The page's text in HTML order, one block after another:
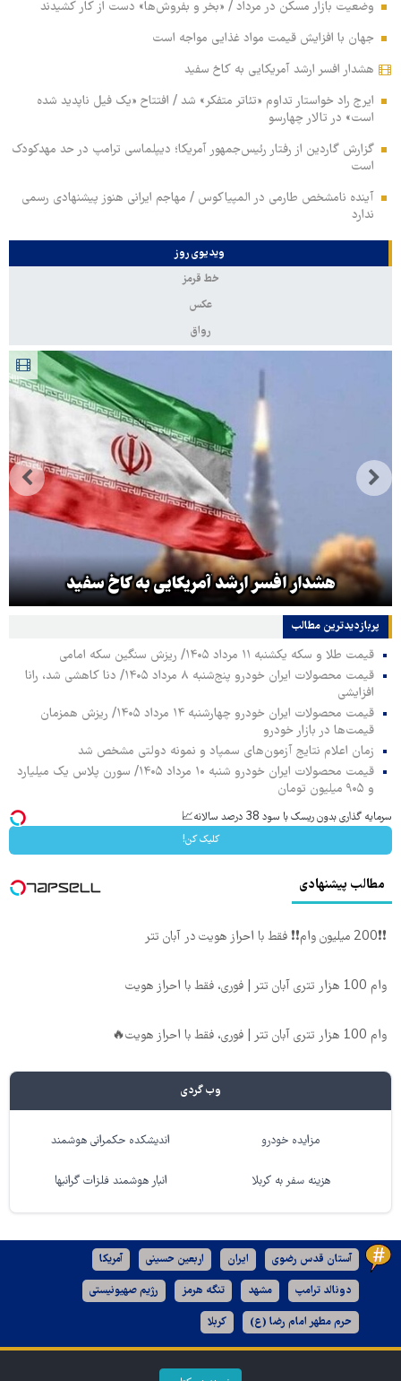
وضعیت بازار مسکن در مرداد / «بخر و بفروش‌ها» دست از کار کشیدند
جهان با افزایش قیمت مواد غذایی مواجه است
هشدار افسر ارشد آمریکایی به کاخ سفید
ایرج راد خواستار تداوم «تئاتر متفکر» شد / افتتاح «یک فیل ناپدید شده
است» در تالار چهارسو
گزارش گاردین از رفتار رئیس‌جمهور آمریکا؛ دیپلماسی ترامپ در حد مهدکودک
است
آینده نامشخص طارمی در المپیاکوس / مهاجم ایرانی هنوز پیشنهادی رسمی
ندارد
ویدیوی روز
خط قرمز
عکس
رواق
هشدار افسر ارشد آمریکایی به کاخ سفید
پربازدیدترین‌ مطالب
قیمت طلا و سکه یکشنبه ۱۱ مرداد ۱۴۰۵/ ریزش سنگین سکه امامی
قیمت محصولات ایران خودرو پنج‌شنبه ۸ مرداد ۱۴۰۵/ دنا کاهشی شد، رانا
افزایشی
قیمت محصولات ایران خودرو چهارشنبه ۱۴ مرداد ۱۴۰۵/ ریزش همزمان
قیمت‌ها در بازار خودرو
زمان اعلام نتایج آزمون‌های سمپاد و نمونه دولتی مشخص شد
قیمت محصولات ایران خودرو شنبه ۱۰ مرداد ۱۴۰۵/ سورن پلاس یک میلیارد
و ۹۰۵ میلیون تومان
سرمایه گذاری بدون ریسک با سود 38 درصد سالانه📈
کلیک کن!
مطالب پیشنهادی
❗❗200 میلیون وام❗❗ فقط با احراز هویت در آبان تتر
وام 100 هزار تتری آبان تتر | فوری، فقط با احراز هویت
وام 100 هزار تتری آبان تتر | فوری، فقط با احراز هویت🔥
وب گردی
مزایده خودرو اندیشکده حکمرانی هوشمند
هزینه سفر به کربلا انبار هوشمند فلزات گرانبها
آستان قدس رضوی ایران اربعین حسینی آمریکا
دونالد ترامپ مشهد تنگه هرمز رژیم صهیونیستی
حرم مطهر امام رضا (ع) کربلا